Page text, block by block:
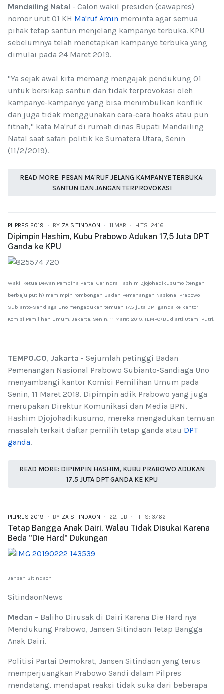
Mandailing Natal - Calon wakil presiden (cawapres)
nomor urut 01 KH Ma'ruf Amin meminta agar semua
pihak tetap santun menjelang kampanye terbuka. KPU
sebelumnya telah menetapkan kampanye terbuka yang
dimulai pada 24 Maret 2019.
"Ya sejak awal kita memang mengajak pendukung 01
untuk bersikap santun dan tidak terprovokasi oleh
kampanye-kampanye yang bisa menimbulkan konflik
dan juga tidak menggunakan cara-cara hoaks atau pun
fitnah," kata Ma'ruf di rumah dinas Bupati Mandailing
Natal saat safari politik ke Sumatera Utara, Senin
(11/2/2019).
READ MORE: PESAN MA'RUF JELANG KAMPANYE TERBUKA:
SANTUN DAN JANGAN TERPROVOKASI
PILPRES 2019 BY ZA SITINDAON 11.MAR HITS: 2416
Dipimpin Hashim, Kubu Prabowo Adukan 17,5 Juta DPT
Ganda ke KPU
Wakil Ketua Dewan Pembina Partai Gerindra Hashim Djojohadikusumo (tengah
berbaju putih) memimpin rombongan Badan Pemenangan Nasional Prabowo
Subianto-Sandiaga Uno mengadukan temuan 17,5 juta DPT ganda ke kantor
Komisi Pemilihan Umum, Jakarta, Senin, 11 Maret 2019. TEMPO/Budiarti Utami Putri.
TEMPO.CO, Jakarta - Sejumlah petinggi Badan
Pemenangan Nasional Prabowo Subianto-Sandiaga Uno
menyambangi kantor Komisi Pemilihan Umum pada
Senin, 11 Maret 2019. Dipimpin adik Prabowo yang juga
merupakan Direktur Komunikasi dan Media BPN,
Hashim Djojohadikusumo, mereka mengadukan temuan
masalah terkait daftar pemilih tetap ganda atau DPT
ganda.
READ MORE: DIPIMPIN HASHIM, KUBU PRABOWO ADUKAN
17,5 JUTA DPT GANDA KE KPU
PILPRES 2019 BY ZA SITINDAON 22.FEB HITS: 3762
Tetap Bangga Anak Dairi, Walau Tidak Disukai Karena
Beda "Die Hard" Dukungan
Jansen Sitindaon
SitindaonNews
Medan - Baliho Dirusak di Dairi Karena Die Hard nya
Mendukung Prabowo, Jansen Sitindaon Tetap Bangga
Anak Dairi.
Politisi Partai Demokrat, Jansen Sitindaon yang terus
memperjuangkan Prabowo Sandi dalam Pilpres
mendatang, mendapat reaksi tidak suka dari beberapa